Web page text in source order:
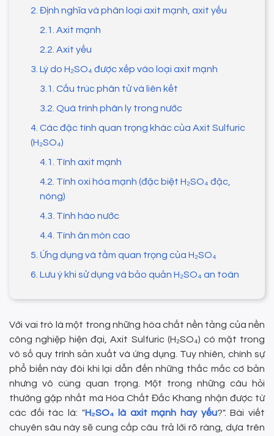
2. Định nghĩa và phân loại axit mạnh, axit yếu
2.1. Axit mạnh
2.2. Axit yếu
3. Lý do H₂SO₄ được xếp vào loại axit mạnh
3.1. Cấu trúc phân tử và liên kết
3.2. Quá trình phân ly trong nước
4. Các đặc tính quan trọng khác của Axit Sulfuric
(H₂SO₄)
4.1. Tính axit mạnh
4.2. Tính oxi hóa mạnh (đặc biệt H₂SO₄ đặc,
nóng)
4.3. Tính háo nước
4.4. Tính ăn mòn cao
5. Ứng dụng và tầm quan trọng của H₂SO₄
6. Lưu ý khi sử dụng và bảo quản H₂SO₄ an toàn
Với vai trò là một trong những hóa chất nền tảng của nền
công nghiệp hiện đại, Axit Sulfuric (H₂SO₄) có mặt trong
vô số quy trình sản xuất và ứng dụng. Tuy nhiên, chính sự
phổ biến này đôi khi lại dẫn đến những thắc mắc cơ bản
nhưng vô cùng quan trọng. Một trong những câu hỏi
thường gặp nhất mà Hóa Chất Đắc Khang nhận được từ
các đối tác là: "H₂SO₄ là axit mạnh hay yếu?". Bài viết
chuyên sâu này sẽ cung cấp câu trả lời rõ ràng, dựa trên